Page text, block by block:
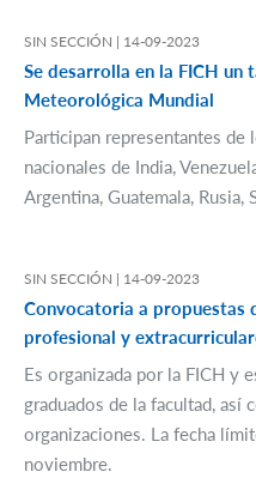
SIN SECCIÓN | 14-09-2023
Se desarrolla en la FICH
Meteorológica Mundial
Participan representantes
nacionales de India,
Argentina, Guatemala, Rusia,
SIN SECCIÓN | 14-09-2023
Convocatoria a propuestas
profesional y
Es organizada por la FICH y
graduados de la facultad, así
organizaciones. La fecha
noviembre.